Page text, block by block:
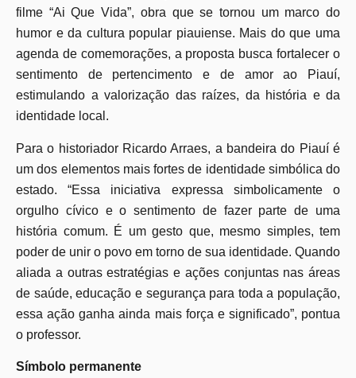
filme “Ai Que Vida”, obra que se tornou um marco do
humor e da cultura popular piauiense. Mais do que uma
agenda de comemorações, a proposta busca fortalecer o
sentimento de pertencimento e de amor ao Piauí,
estimulando a valorização das raízes, da história e da
identidade local.
Para o historiador Ricardo Arraes, a bandeira do Piauí é
um dos elementos mais fortes de identidade simbólica do
estado. “Essa iniciativa expressa simbolicamente o
orgulho cívico e o sentimento de fazer parte de uma
história comum. É um gesto que, mesmo simples, tem
poder de unir o povo em torno de sua identidade. Quando
aliada a outras estratégias e ações conjuntas nas áreas
de saúde, educação e segurança para toda a população,
essa ação ganha ainda mais força e significado”, pontua
o professor.
Símbolo permanente